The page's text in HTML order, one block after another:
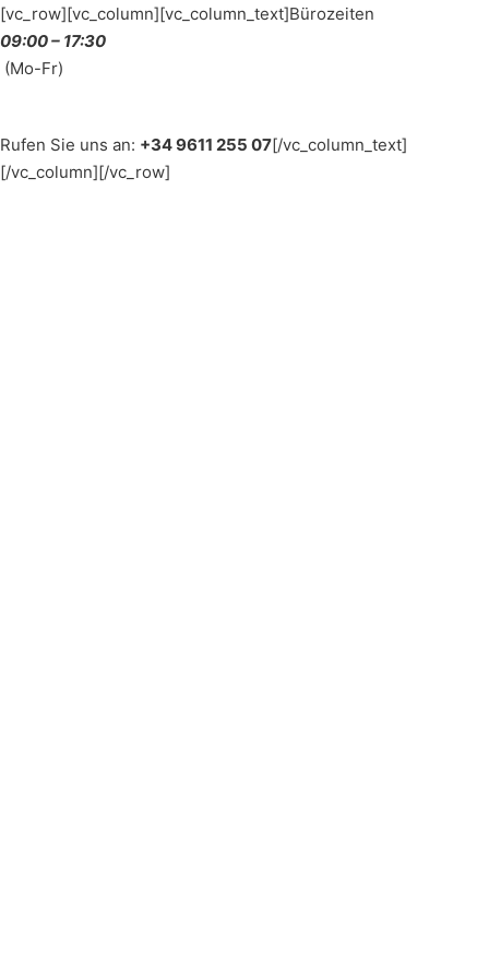
[vc_row][vc_column][vc_column_text]Bürozeiten
09:00 – 17:30
(Mo-Fr)
Rufen Sie uns an: +34 9611 255 07[/vc_column_text]
[/vc_column][/vc_row]